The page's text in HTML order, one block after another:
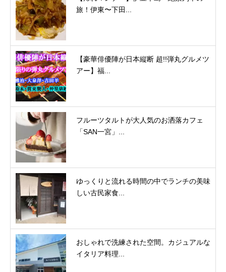
旅！伊東〜下田...
【豪華俳優陣が日本縦断 超!!弾丸グルメツ
アー】福...
フルーツタルトが大人気のお洒落カフェ
「SAN一宮」...
ゆっくりと流れる時間の中でランチの美味
しい古民家食...
おしゃれで洗練された空間。カジュアルな
イタリア料理...